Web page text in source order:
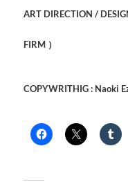
ART DIRECTION /
FIRM ）
COPYWRITHIG : Naoki